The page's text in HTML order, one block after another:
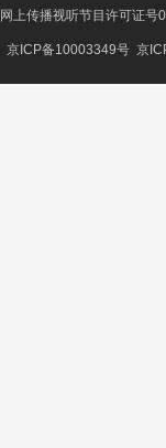
网上传播视听节目许可证
京ICP备10003349号 京